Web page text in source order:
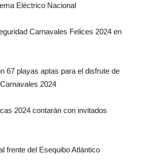
Eléctrico Nacional
Carnavales Felices 2024 en
67 playas aptas para el disfrute de
2024
2024 contarán con invitados
frente del Esequibo Atlántico